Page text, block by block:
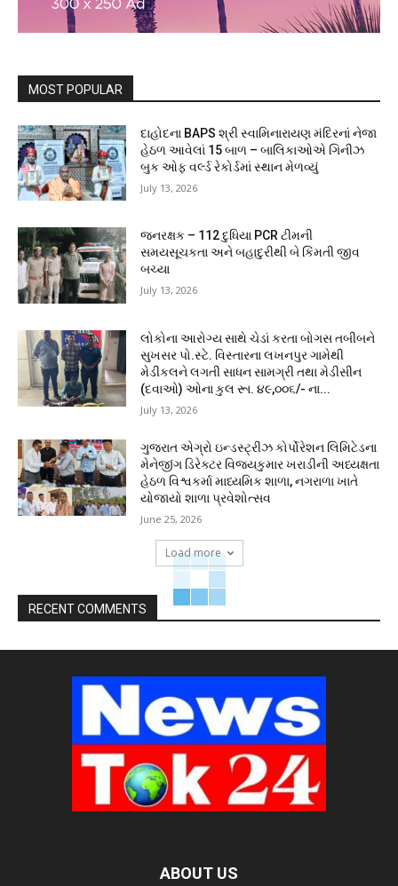
MOST POPULAR
દાહોદના BAPS શ્રી સ્વામિનારાયણ મંદિરનાં નેજા
હેઠળ આવેલાં 15 બાળ – બાલિકાઓએ ગિનીઝ
બુક ઓફ વર્લ્ડ રેકોર્ડમાં સ્થાન મેળવ્યું
July 13, 2026
જનરક્ષક – 112 દુધિયા PCR ટીમની
સમયસૂચકતા અને બહાદુરીથી બે કિંમતી જીવ
બચ્યા
July 13, 2026
લોકોના આરોગ્ય સાથે ચેડાં કરતા બોગસ તબીબને
સુખસર પો.સ્ટે. વિસ્તારના લખનપુર ગામેથી
મેડીકલને લગતી સાધન સામગ્રી તથા મેડીસીન
(દવાઓ) ઓના કુલ રૂા. ૪૯,૦૦૬/- ના...
July 13, 2026
ગુજરાત એગ્રો ઇન્ડસ્ટ્રીઝ કોર્પોરેશન લિમિટેડના
મેનેજીંગ ડિરેક્ટર વિજયકુમાર ખરાડીની અધ્યક્ષતા
હેઠળ વિશ્વકર્મા માધ્યમિક શાળા, નગરાળા ખાતે
યોજાયો શાળા પ્રવેશોત્સવ
June 25, 2026
Load more
RECENT COMMENTS
ABOUT US